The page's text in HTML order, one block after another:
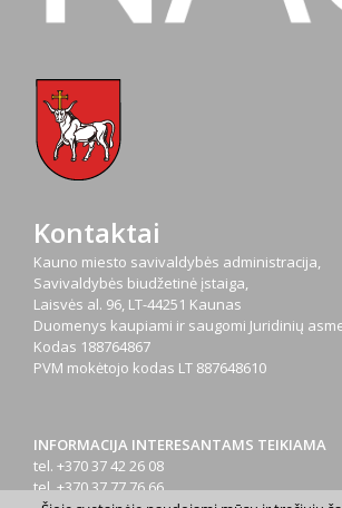
Kontaktai
Kauno miesto savivaldybės administracija,
Savivaldybės biudžetinė įstaiga,
Laisvės al. 96, LT-44251 Kaunas
Duomenys kaupiami ir saugomi Juridinių
Kodas 188764867
PVM mokėtojo kodas LT 887648610
INFORMACIJA INTERESANTAMS TEIKIAMA
tel. +370 37 42 26 08
tel. +370 37 77 76 66